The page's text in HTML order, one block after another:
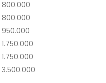
800.000
800.000
950.000
1.750.000
1.750.000
3.500.000